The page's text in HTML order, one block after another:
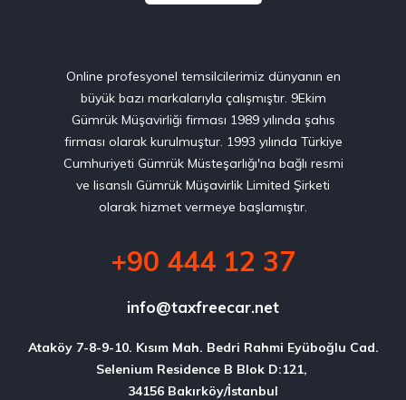
English
Online profesyonel temsilcilerimiz dünyanın en
büyük bazı markalarıyla çalışmıştır. 9Ekim
Gümrük Müşavirliği firması 1989 yılında şahıs
firması olarak kurulmuştur. 1993 yılında Türkiye
Cumhuriyeti Gümrük Müsteşarlığı'na bağlı resmi
ve lisanslı Gümrük Müşavirlik Limited Şirketi
olarak hizmet vermeye başlamıştır.
+90 444 12 37
info@taxfreecar.net
Ataköy 7-8-9-10. Kısım Mah. Bedri Rahmi Eyüboğlu Cad.
Selenium Residence B Blok D:121,
34156 Bakırköy/İstanbul